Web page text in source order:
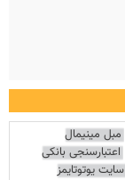
مبل مینیمال
اعتبارسنجی بانکی
سایت یوتوتایمز